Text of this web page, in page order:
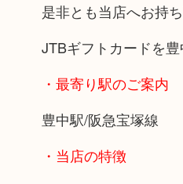
是非とも当店へお持
JTBギフトカードを
・最寄り駅のご案内
豊中駅/阪急宝塚線
・当店の特徴